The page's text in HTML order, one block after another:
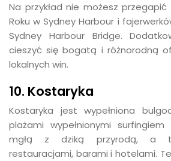
Na przykład nie możesz
Roku w Sydney Harbour i
Sydney Harbour Bridge.
cieszyć się bogatą i różnorodną
lokalnych win.
10. Kostaryka
Kostaryka jest wypełniona
plażami wypełnionymi
mgłą z dziką przyrodą, a
restauracjami, barami i hotelami.